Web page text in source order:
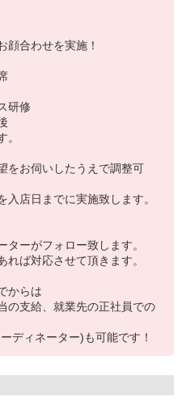
顔合わせを実施！
研修
をお伺いしたうえで調整可
入店日までに実施致します。
ーがフォロー致します。
ば対応させて頂きます。
からは
の支給、就業先の正社員での
ディネーター)も可能です！